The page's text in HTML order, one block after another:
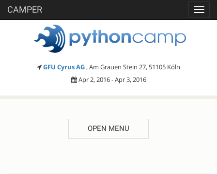
CAMPER
GFU Cyrus AG , Am Grauen Stein 27, 51105 Köln
Apr 2, 2016 - Apr 3, 2016
OPEN MENU